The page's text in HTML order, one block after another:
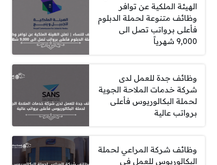
الهيئة الملكية عن توافر
وظائف متنوعة لحملة الدبلوم
فأعلى برواتب تصل الى
9,000 شهرياً
وظائف جدة للعمل لدى
شركة خدمات الملاحة الجوية
لحملة البكالوريوس فأعلى
برواتب عالية
وظائف شركة المراعي لحملة
البكالوريوس للعمل في